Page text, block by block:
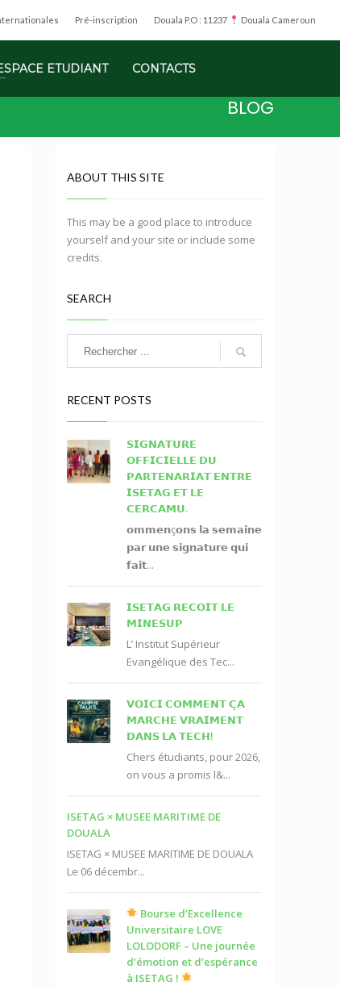
Pré-inscription Douala P.O : 11237 Douala Cameroun
ETUDIANT CONTACTS
BLOG
ABOUT THIS SITE
This may be a good place to introduce
yourself and your site or include some
credits.
SEARCH
RECENT POSTS
𝗦𝗜𝗚𝗡𝗔𝗧𝗨𝗥𝗘
𝗢𝗙𝗙𝗜𝗖𝗜𝗘𝗟𝗟𝗘 𝗗𝗨
𝗣𝗔𝗥𝗧𝗘𝗡𝗔𝗥𝗜𝗔𝗧 𝗘𝗡𝗧𝗥𝗘
𝗜𝗦𝗘𝗧𝗔𝗚 𝗘𝗧 𝗟𝗘
𝗖𝗘𝗥𝗖𝗔𝗠𝗨.
𝗼𝗺𝗺𝗲𝗻ç𝗼𝗻𝘀 𝗹𝗮 𝘀𝗲𝗺𝗮𝗶𝗻𝗲
𝗽𝗮𝗿 𝘂𝗻𝗲 𝘀𝗶𝗴𝗻𝗮𝘁𝘂𝗿𝗲 𝗾𝘂𝗶
𝗳𝗮𝗶𝘁...
𝗜𝗦𝗘𝗧𝗔𝗚 𝗥𝗘𝗖𝗢𝗜𝗧 𝗟𝗘
𝗠𝗜𝗡𝗘𝗦𝗨𝗣
L’ Institut Supérieur
Evangélique des Tec...
𝗩𝗢𝗜𝗖𝗜 𝗖𝗢𝗠𝗠𝗘𝗡𝗧 𝗖̧𝗔
𝗠𝗔𝗥𝗖𝗛𝗘 𝗩𝗥𝗔𝗜𝗠𝗘𝗡𝗧
𝗗𝗔𝗡𝗦 𝗟𝗔 𝗧𝗘𝗖𝗛!
Chers étudiants, pour 2026,
on vous a promis l&...
ISETAG × MUSEE MARITIME DE
DOUALA
ISETAG × MUSEE MARITIME DE DOUALA
Le 06 décembr...
Bourse d’Excellence
Universitaire LOVE
LOLODORF – Une journée
d’émotion et d’espérance
à ISETAG !